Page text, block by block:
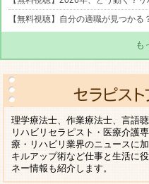
【無料視聴】自分の適職が見つか
も
理学療法士、作業療法士、言語
リハビリセラピスト・医療介護
療・リハビリ業界のニュースに
キルアップ術など仕事と生活に
ネー情報も紹介します。